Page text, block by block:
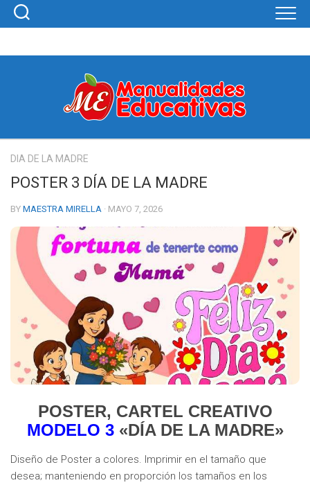
Skip
DIA DE LA MADRE
POSTER 3 DÍA DE LA MADRE
BY MAESTRA MIRELLA · MAYO 7, 2026
POSTER, CARTEL CREATIVO
MODELO 3 «DÍA DE LA MADRE»
Diseño de Poster a colores. Imprimir en el tamaño que
desea; manteniendo en proporción los tamaños en los